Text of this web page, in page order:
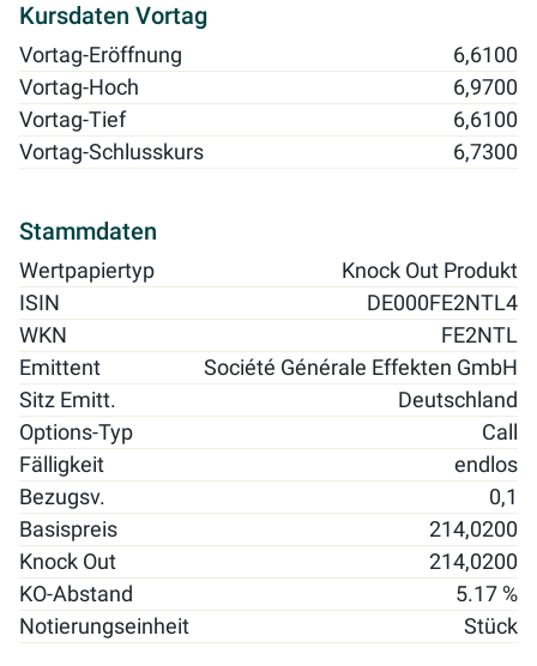
Kursdaten Vortag
Vortag-Eröffnung
6,6100
Vortag-Hoch
6,9700
Vortag-Tief
6,6100
Vortag-Schlusskurs
6,7300
Stammdaten
Wertpapiertyp
Knock Out Produkt
ISIN
DE000FE2NTL4
WKN
FE2NTL
Emittent
Société Générale Effekten GmbH
Sitz Emitt.
Deutschland
Options-Typ
Call
Fälligkeit
endlos
Bezugsv.
0,1
Basispreis
214,0200
Knock Out
214,0200
KO-Abstand
5.17 %
Notierungseinheit
Stück